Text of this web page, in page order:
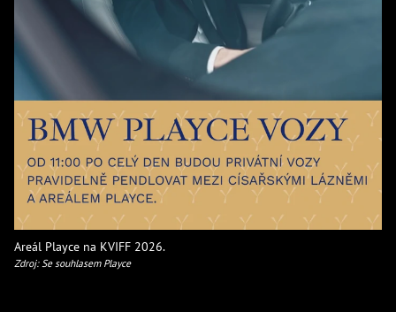
Areál Playce na KVIFF 2026.
Zdroj: Se souhlasem Playce